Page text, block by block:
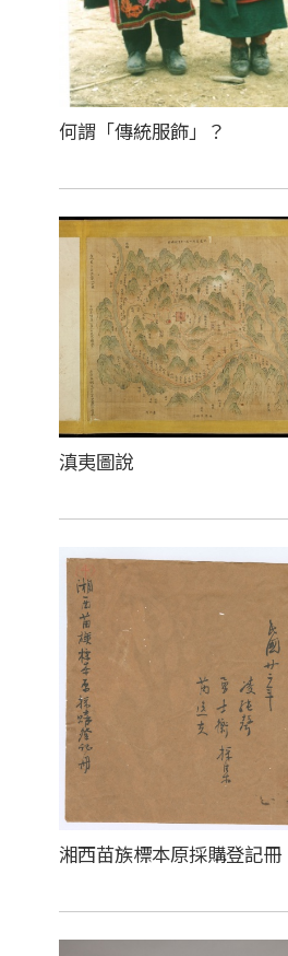
何謂「傳統服飾」？
滇夷圖說
湘西苗族標本原採購登記冊